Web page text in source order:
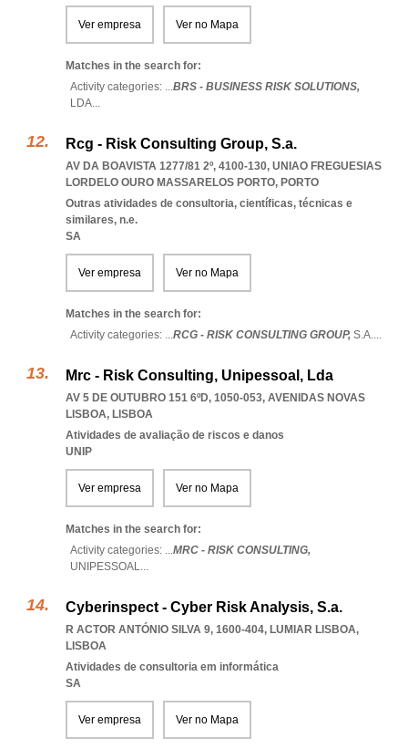
Ver empresa Ver no Mapa
Matches in the search for:
Activity categories: ...BRS - BUSINESS RISK SOLUTIONS,
LDA...
Rcg - Risk Consulting Group, S.a.
AV DA BOAVISTA 1277/81 2º, 4100-130, UNIAO FREGUESIAS
LORDELO OURO MASSARELOS PORTO, PORTO
Outras atividades de consultoria, científicas, técnicas e
similares, n.e.
SA
Ver empresa Ver no Mapa
Matches in the search for:
Activity categories: ...RCG - RISK CONSULTING GROUP, S.A....
Mrc - Risk Consulting, Unipessoal, Lda
AV 5 DE OUTUBRO 151 6ºD, 1050-053, AVENIDAS NOVAS
LISBOA, LISBOA
Atividades de avaliação de riscos e danos
UNIP
Ver empresa Ver no Mapa
Matches in the search for:
Activity categories: ...MRC - RISK CONSULTING,
UNIPESSOAL...
Cyberinspect - Cyber Risk Analysis, S.a.
R ACTOR ANTÓNIO SILVA 9, 1600-404, LUMIAR LISBOA,
LISBOA
Atividades de consultoria em informática
SA
Ver empresa Ver no Mapa